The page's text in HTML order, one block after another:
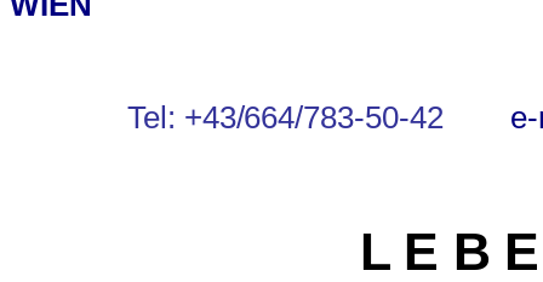
Tel: +43/664/783-50-42
LE B E